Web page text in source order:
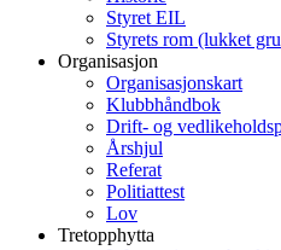
Styret EIL
Styrets rom (lukket
Organisasjon
Organisasjonskart
Klubbhåndbok
Drift- og
Årshjul
Referat
Politiattest
Lov
Tretopphytta